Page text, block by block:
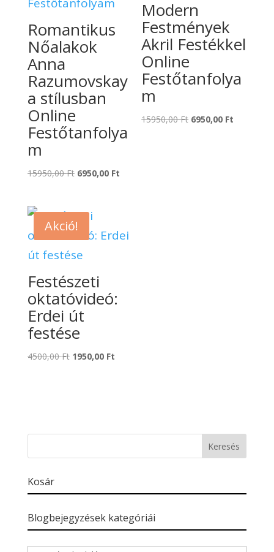
Romantikus
Nőalakok
Anna
Razumovskay
a stílusban
Online
Festőtanfolya
m
15950,00Ft Original
15950,00 Ft.
6950,00 FtCurrent
Modern
Festmények
Akril Festékkel
Online
Festőtanfolya
m
15950,00Ft Original
6950,00 Ft
Akció!
Festészeti
oktatóvideó:
Erdei út
festése
4500,00Ft Original
1950,00 FtCurrent
Kosár
Blogbejegyzések kategóriái